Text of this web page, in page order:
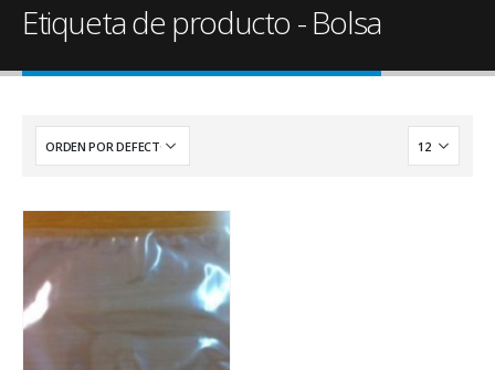
Etiqueta de producto - Bolsa